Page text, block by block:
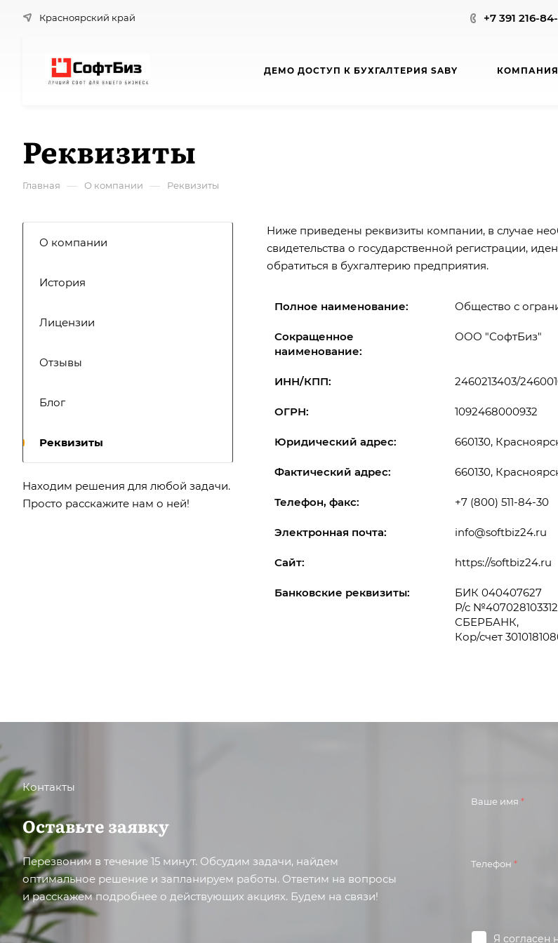
Красноярский край +7 391 216-
ДЕМО ДОСТУП К БУХГАЛТЕРИЯ SABY КОМПАНИЯ
Реквизиты
Главная — О компании — Реквизиты
Ниже приведены реквизиты компании, в случае
свидетельства о государственной регистрации,
обратиться в бухгалтерию предприятия.
Полное наименование: Общество с
Сокращенное
наименование:
ООО "СофтБиз"
ИНН/КПП: 2460213403/
ОГРН: 1092468000932
Юридический адрес: 660130,
Фактический адрес: 660130,
Телефон, факс: +7 (800) 511-84-30
Электронная почта: info@softbiz24.ru
Сайт: https://softbiz24.ru
Банковские реквизиты:
БИК 040407627
Р/с
СБЕРБАНК,
Кор/счет
О компании
История
Лицензии
Отзывы
Блог
Реквизиты
Находим решения для любой задачи.
Просто расскажите нам о ней!
Контакты
Оставьте заявку
Перезвоним в течение 15 минут. Обсудим задачи, найдем
оптимальное решение и запланируем работы. Ответим на вопросы
и расскажем подробнее о действующих акциях. Будем на связи!
Ваше имя *
Телефон *
Я согласен